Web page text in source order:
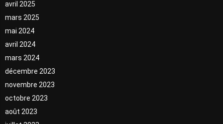
avril 2025
mars 2025
mai 2024
avril 2024
mars 2024
décembre 2023
novembre 2023
octobre 2023
août 2023